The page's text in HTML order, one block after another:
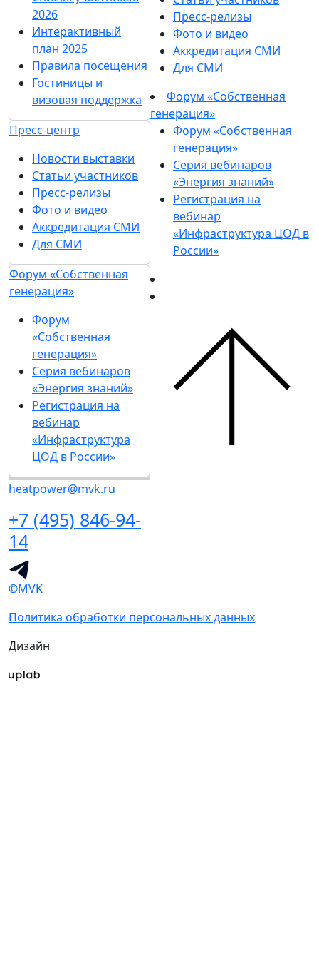
2026
Интерактивный
план 2025
Правила посещения
Гостиницы и
визовая поддержка
Пресс-центр
Новости выставки
Статьи участников
Пресс-релизы
Фото и видео
Аккредитация СМИ
Для СМИ
Форум «Собственная
генерация»
Форум
«Собственная
генерация»
Серия вебинаров
«Энергия знаний»
Регистрация на
вебинар
«Инфраструктура
ЦОД в России»
heatpower@mvk.ru
+7 (495) 846-94-
14
Пресс-релизы
Фото и видео
Аккредитация СМИ
Для СМИ
Форум «Собственная
генерация»
Форум «Собственная
генерация»
Серия вебинаров
«Энергия знаний»
Регистрация на
вебинар
«Инфраструктура ЦОД в
России»
©MVK
Политика обработки персональных данных
Дизайн